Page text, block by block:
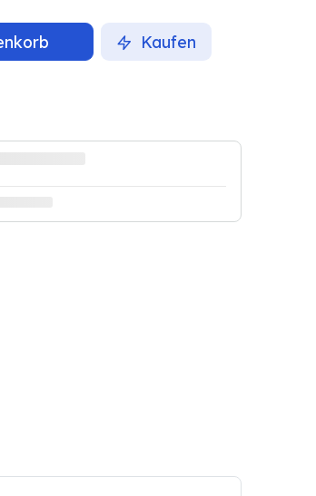
Kaufen